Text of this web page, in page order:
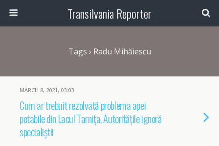
Transilvania Reporter
Tags › Radu Mihăiescu
MARCH 8, 2021, 03:03
Cum ar trebuit rezolvată problema apei
potabile din Lacul Tarnița. Autoritățile ignoră
specialiștii